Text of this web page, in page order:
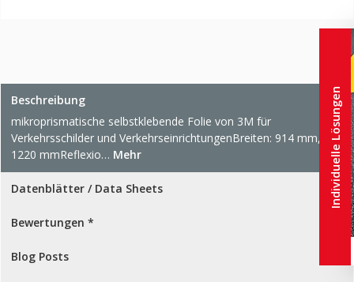
Beschreibung
mikroprismatische selbstklebende Folie von 3M für
Verkehrsschilder und VerkehrseinrichtungenBreiten: 914 mm,
1220 mmReflexio… Mehr
Datenblätter / Data Sheets
Bewertungen *
Blog Posts
Individuelle Lösungen